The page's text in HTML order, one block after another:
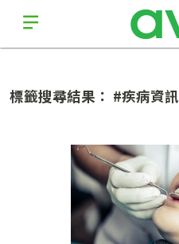
標籤搜尋結果： #疾病資訊